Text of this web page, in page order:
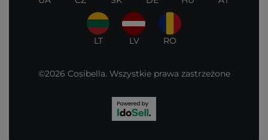
LT LV RO
©2026 Cosibella. Wszystkie prawa zastrzeżone